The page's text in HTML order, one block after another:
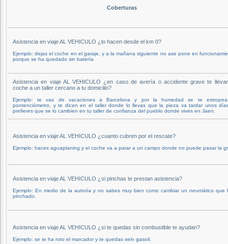
Coberturas
Asistencia en viaje AL VEHICULO ¿lo hacen desde el km 0?
Ejemplo: dejas el coche en el garaje, y a la mañana siguiente no ase pone en
porque se ha quedado sin batería
Asistencia en viaje AL VEHICULO ¿en caso de avería o accidente grave te
coche a un taller cercano a tu domicilio?
Ejemplo: te vas de vacaciones a Barcelona y por la humedad se te
pontenciómetro, y te dicen en el taller donde lo llevas que la pieza va tardar unos
prefieres que se lo cambien en tu taller de confianza del pueblo donde vives en Jaen.
Asistencia en viaje AL VEHICULO ¿cuanto cubren por el rescate?
Ejemplo: haces aguaplaning y el coche va a parar a un campo donde no puede pasar la
Asistencia en viaje AL VEHICULO ¿si pinchas te prestan asistencia?
Ejemplo: En medio de la autoría y no sabes muy bien como cambiar un neumático que
pinchado.
Asistencia en viaje AL VEHICULO ¿si te quedas sin combustible te ayudan?
Ejemplo: se te ha roto el marcador y te quedas sein gasoil.